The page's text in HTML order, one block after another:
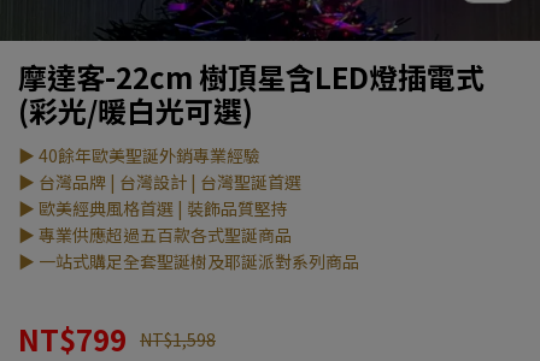
摩達客-22cm 樹頂星含LED燈插電式
(彩光/暖白光可選)
▶ 40餘年歐美聖誕外銷專業經驗
▶ 台灣品牌 | 台灣設計 | 台灣聖誕首選
▶ 歐美經典風格首選 | 裝飾品質堅持
▶ 專業供應超過五百款各式聖誕商品
▶ 一站式購足全套聖誕樹及耶誕派對系列商品
NT$799 NT$1,598